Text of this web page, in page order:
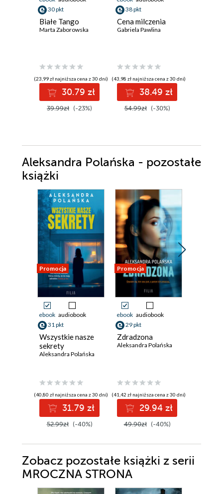
30 pkt
Białe Tango
Marta Zaborowska
(23,99 zł najniższa cena z 30 dni)
30.79 zł
39.99zł (-23%)
38 pkt
Cena milczenia
Gabriela Pawlina
(43,98 zł najniższa cena z 30 dni)
38.49 zł
54.99zł (-30%)
Aleksandra Polańska - pozostałe
książki
Promocja
ebook audiobook
31 pkt
Wszystkie nasze
sekrety
Aleksandra Polańska
(40,80 zł najniższa cena z 30 dni)
31.79 zł
52.99zł (-40%)
Promocja
ebook audiobook
29 pkt
Zdradzona
Aleksandra Polańska
(41,42 zł najniższa cena z 30 dni)
29.94 zł
49.90zł (-40%)
Zobacz pozostałe książki z serii
MROCZNA STRONA